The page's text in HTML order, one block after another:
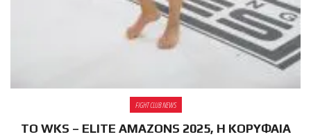
FIGHT CLUB NEWS
ΤΟ WKS – ELITE AMAZONS 2025, Η ΚΟΡΥΦΑΙΑ